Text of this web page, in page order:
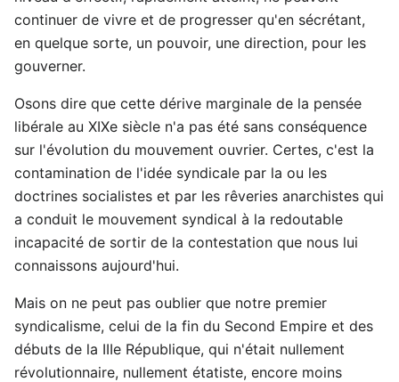
continuer de vivre et de progresser qu'en sécrétant,
en quelque sorte, un pouvoir, une direction, pour les
gouverner.
Osons dire que cette dérive marginale de la pensée
libérale au XIXe siècle n'a pas été sans conséquence
sur l'évolution du mouvement ouvrier. Certes, c'est la
contamination de l'idée syndicale par la ou les
doctrines socialistes et par les rêveries anarchistes qui
a conduit le mouvement syndical à la redoutable
incapacité de sortir de la contestation que nous lui
connaissons aujourd'hui.
Mais on ne peut pas oublier que notre premier
syndicalisme, celui de la fin du Second Empire et des
débuts de la IIIe République, qui n'était nullement
révolutionnaire, nullement étatiste, encore moins